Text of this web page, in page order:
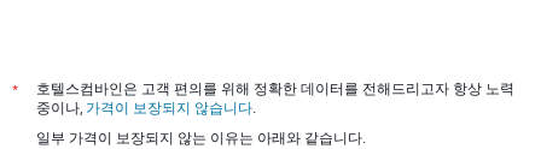
강화 엘리야 리조트
하운드호텔 인천공항점
*
호텔스컴바인은 고객 편의를 위해 정확한 데이터를 전해드리고자 항상 노력
중이나, 가격이 보장되지 않습니다.
일부 가격이 보장되지 않는 이유는 아래와 같습니다.